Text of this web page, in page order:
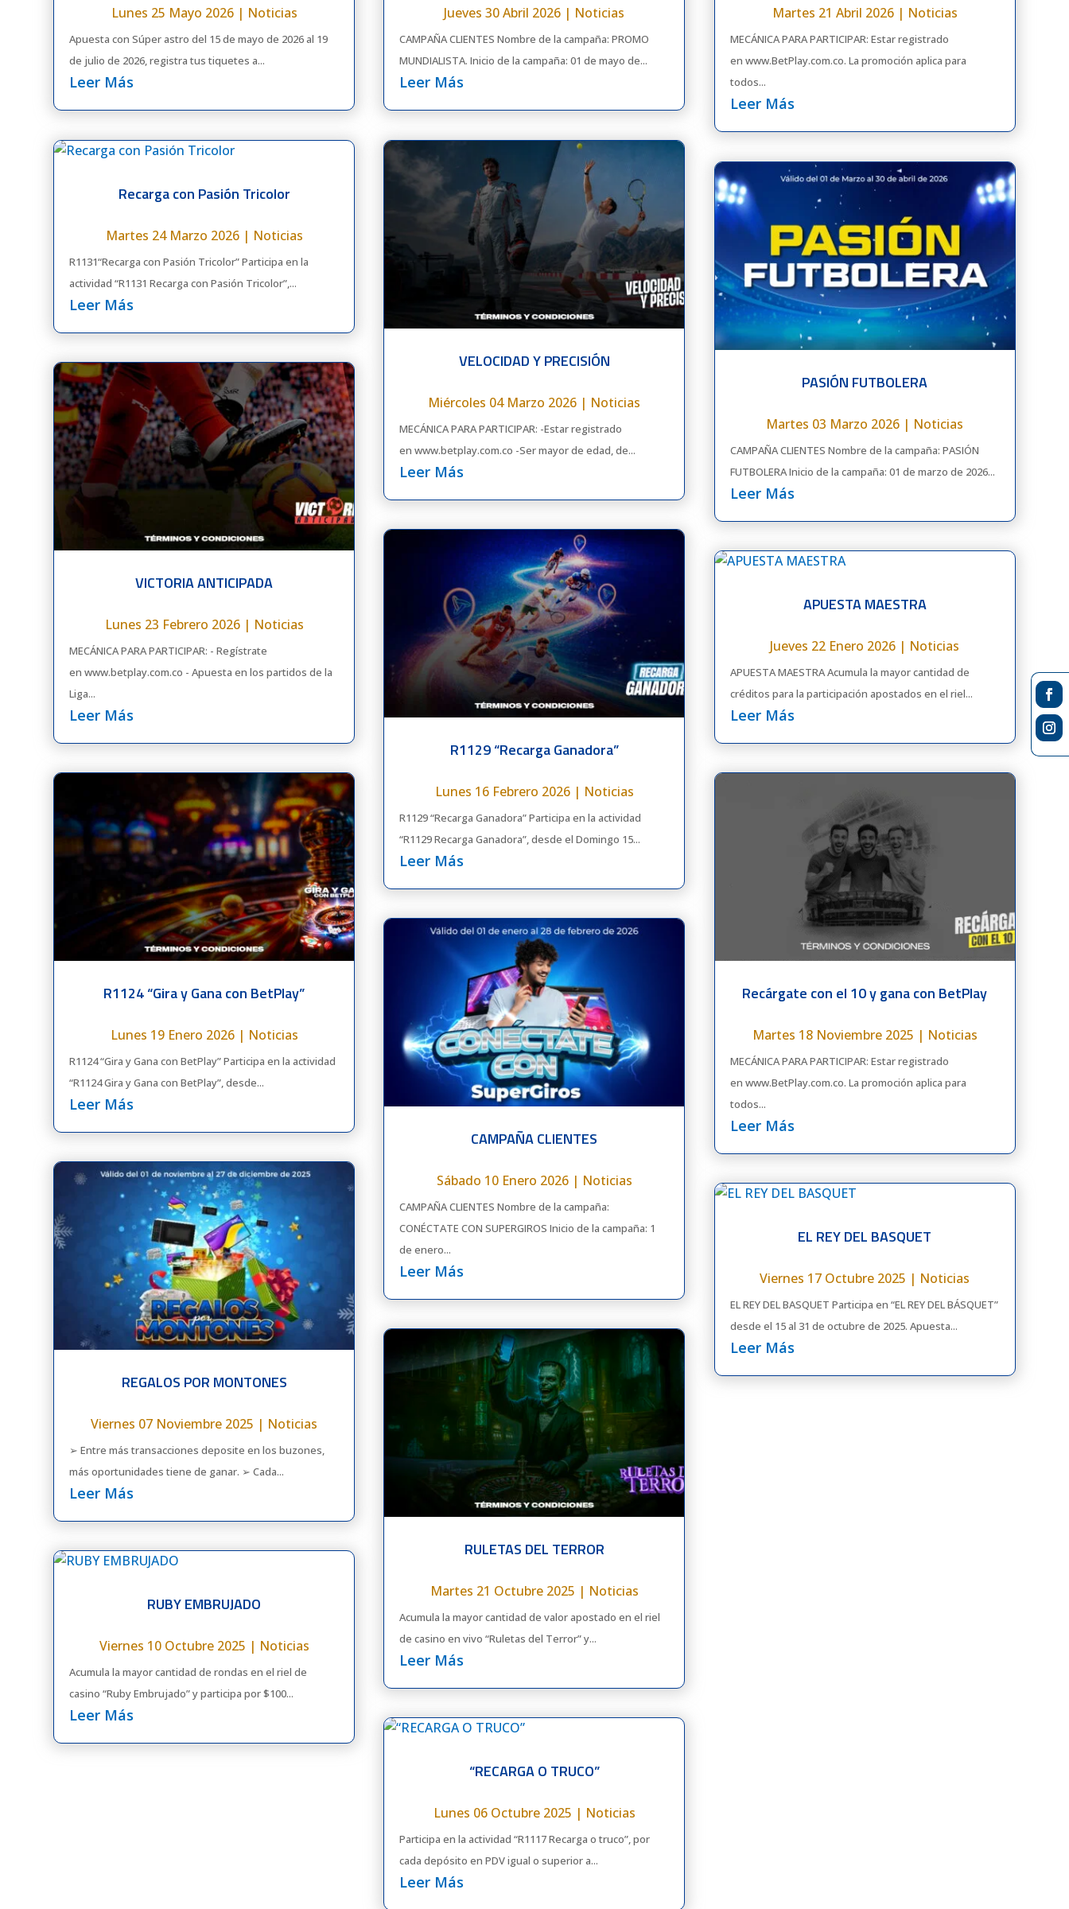
Lunes 25 Mayo 2026| Noticias
Apuesta con Súper astro del 15 de mayo de 2026 al 19
de julio de 2026, registra tus tiquetes a...
Leer Más
Recarga con Pasión Tricolor
Martes 24 Marzo 2026| Noticias
R1131“Recarga con Pasión Tricolor” Participa en la
actividad “R1131 Recarga con Pasión Tricolor”,...
Leer Más
VICTORIA ANTICIPADA
Lunes 23 Febrero 2026| Noticias
MECÁNICA PARA PARTICIPAR: - Regístrate
en www.betplay.com.co - Apuesta en los partidos de la
Liga...
Leer Más
R1124 “Gira y Gana con BetPlay”
Lunes 19 Enero 2026| Noticias
R1124 “Gira y Gana con BetPlay” Participa en la actividad
“R1124 Gira y Gana con BetPlay”, desde...
Leer Más
REGALOS POR MONTONES
Viernes 07 Noviembre 2025 | Noticias
➢ Entre más transacciones deposite en los buzones,
más oportunidades tiene de ganar. ➢ Cada...
Leer Más
RUBY EMBRUJADO
Viernes 10 Octubre 2025 | Noticias
Acumula la mayor cantidad de rondas en el riel de
casino “Ruby Embrujado” y participa por $100...
Leer Más
Jueves 30 Abril 2026 | Noticias
CAMPAÑA CLIENTES Nombre de la campaña: PROMO
MUNDIALISTA. Inicio de la campaña: 01 de mayo de...
Leer Más
VELOCIDAD Y PRECISIÓN
Miércoles 04 Marzo 2026 | Noticias
MECÁNICA PARA PARTICIPAR: -Estar registrado
en www.betplay.com.co -Ser mayor de edad, de...
Leer Más
R1129 “Recarga Ganadora”
Lunes 16 Febrero 2026| Noticias
R1129 “Recarga Ganadora” Participa en la actividad
“R1129 Recarga Ganadora”, desde el Domingo 15...
Leer Más
CAMPAÑA CLIENTES
Sábado 10 Enero 2026| Noticias
CAMPAÑA CLIENTES Nombre de la campaña:
CONÉCTATE CON SUPERGIROS Inicio de la campaña: 1
de enero...
Leer Más
RULETAS DEL TERROR
Martes 21 Octubre 2025 | Noticias
Acumula la mayor cantidad de valor apostado en el riel
de casino en vivo “Ruletas del Terror” y...
Leer Más
“RECARGA O TRUCO”
Lunes 06 Octubre 2025 | Noticias
Participa en la actividad “R1117 Recarga o truco”, por
cada depósito en PDV igual o superior a...
Leer Más
Martes 21 Abril 2026| Noticias
MECÁNICA PARA PARTICIPAR: Estar registrado
en www.BetPlay.com.co. La promoción aplica para
todos...
Leer Más
PASIÓN FUTBOLERA
Martes 03 Marzo 2026 | Noticias
CAMPAÑA CLIENTES Nombre de la campaña: PASIÓN
FUTBOLERA Inicio de la campaña: 01 de marzo de 2026...
Leer Más
APUESTA MAESTRA
Jueves 22 Enero 2026 | Noticias
APUESTA MAESTRA Acumula la mayor cantidad de
créditos para la participación apostados en el riel...
Leer Más
Recárgate con el 10 y gana con BetPlay
Martes 18 Noviembre 2025 | Noticias
MECÁNICA PARA PARTICIPAR: Estar registrado
en www.BetPlay.com.co. La promoción aplica para
todos...
Leer Más
EL REY DEL BASQUET
Viernes 17 Octubre 2025 | Noticias
EL REY DEL BASQUET Participa en “EL REY DEL BÁSQUET”
desde el 15 al 31 de octubre de 2025. Apuesta...
Leer Más